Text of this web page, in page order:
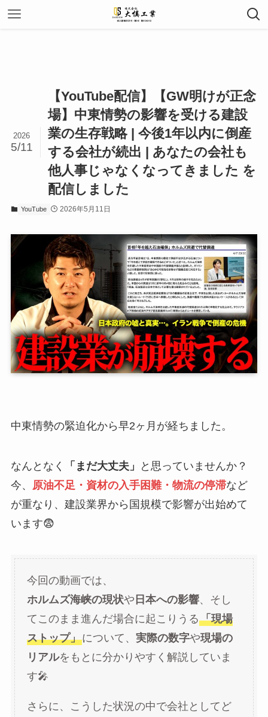
【YouTube配信】【GW明けが正念
場】中東情勢の影響を受ける建設
業の生存戦略 | 今後1年以内に倒産
する会社が続出 | あなたの会社も
他人事じゃなくなってきました を
配信しました
2026
5/11
YouTube 2026年5月11日
中東情勢の緊迫化から早2ヶ月が経ちました。
なんとなく 「まだ大丈夫」
と思っていませんか？
今、 原油不足・資材の入手困難・物流の停滞など
が重なり、建設業界から国規模で影響が出始めて
います😨
今回の動画では、
ホルムズ海峡の現状や 日本への影響、そし
てこのまま進んだ場合に起こりうる「現場
ストップ」について、 実際の数字や現場の
リアルをもとに分かりやすく解説していま
す🎤
さらに、こうした状況の中で会社としてど